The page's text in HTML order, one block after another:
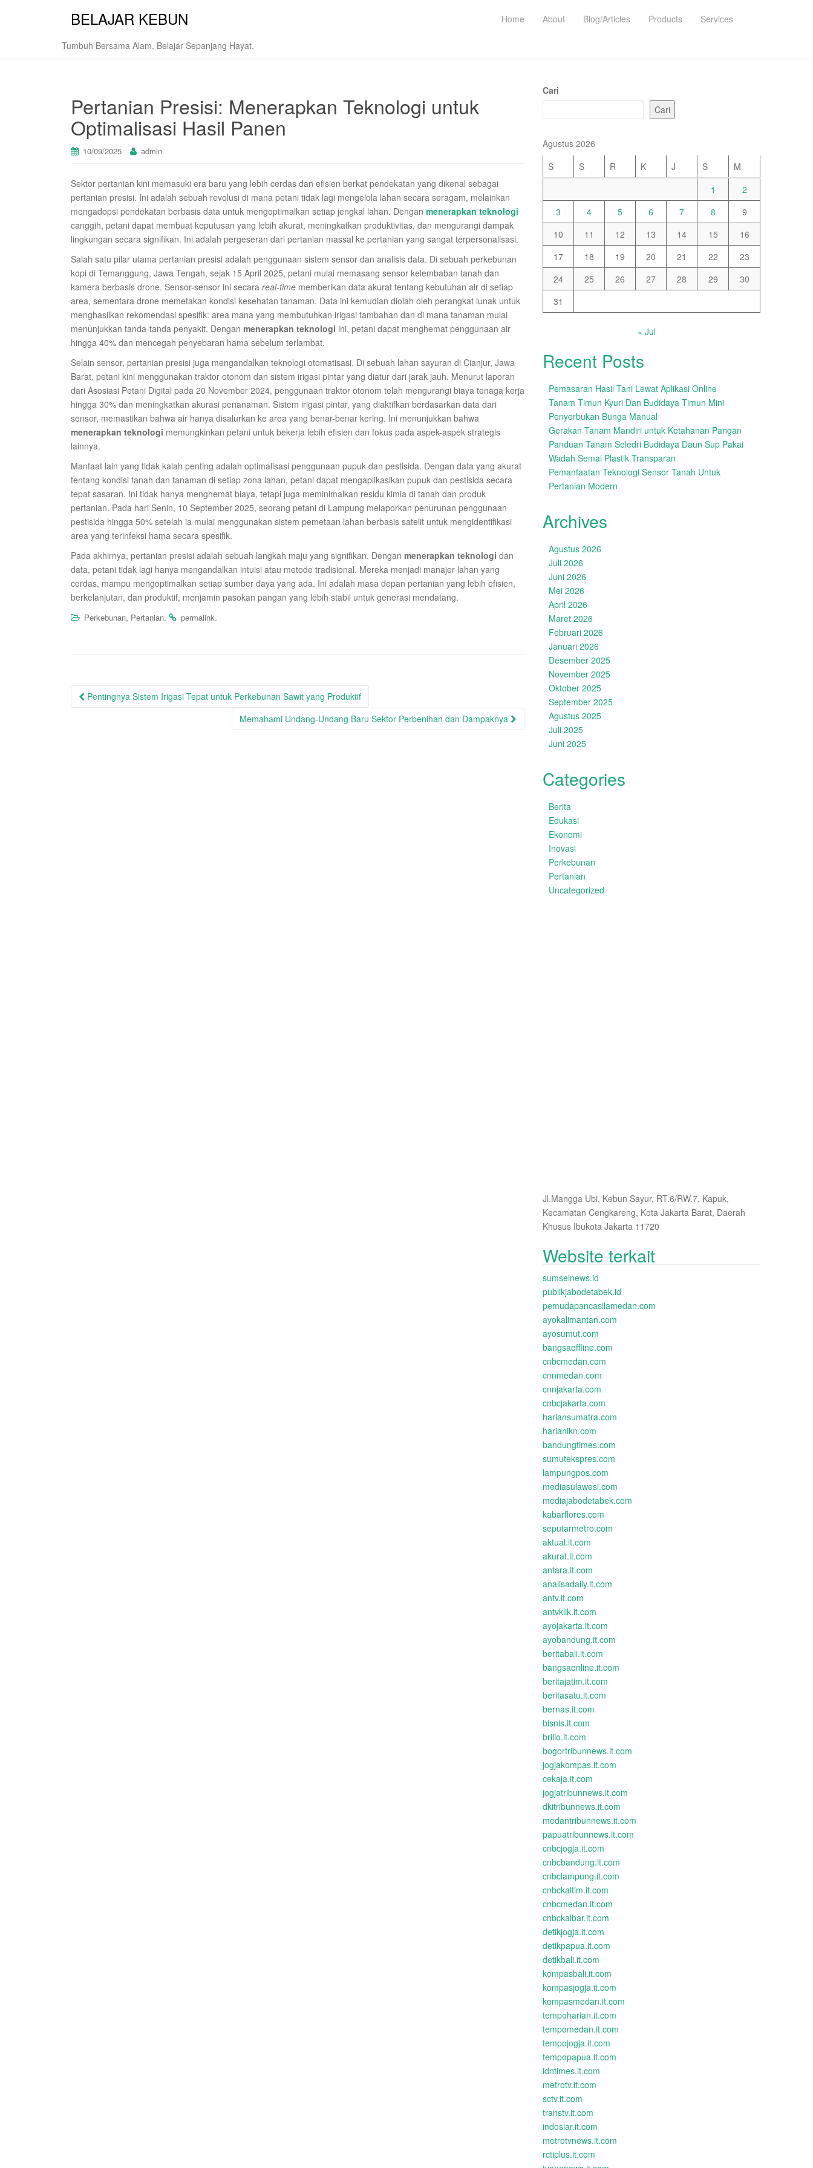
BELAJAR KEBUN
Tumbuh Bersama Alam, Belajar Sepanjang Hayat.
Home About Blog/Articles Products Services
Pertanian Presisi: Menerapkan Teknologi untuk
Optimalisasi Hasil Panen
10/09/2025 admin
Sektor pertanian kini memasuki era baru yang lebih cerdas dan efisien berkat pendekatan yang dikenal sebagai
pertanian presisi. Ini adalah sebuah revolusi di mana petani tidak lagi mengelola lahan secara seragam, melainkan
mengadopsi pendekatan berbasis data untuk mengoptimalkan setiap jengkal lahan. Dengan menerapkan teknologi
canggih, petani dapat membuat keputusan yang lebih akurat, meningkatkan produktivitas, dan mengurangi dampak
lingkungan secara signifikan. Ini adalah pergeseran dari pertanian massal ke pertanian yang sangat terpersonalisasi.
Salah satu pilar utama pertanian presisi adalah penggunaan sistem sensor dan analisis data. Di sebuah perkebunan
kopi di Temanggung, Jawa Tengah, sejak 15 April 2025, petani mulai memasang sensor kelembaban tanah dan
kamera berbasis drone. Sensor-sensor ini secara real-time memberikan data akurat tentang kebutuhan air di setiap
area, sementara drone memetakan kondisi kesehatan tanaman. Data ini kemudian diolah oleh perangkat lunak untuk
menghasilkan rekomendasi spesifik: area mana yang membutuhkan irigasi tambahan dan di mana tanaman mulai
menunjukkan tanda-tanda penyakit. Dengan menerapkan teknologi ini, petani dapat menghemat penggunaan air
hingga 40% dan mencegah penyebaran hama sebelum terlambat.
Selain sensor, pertanian presisi juga mengandalkan teknologi otomatisasi. Di sebuah lahan sayuran di Cianjur, Jawa
Barat, petani kini menggunakan traktor otonom dan sistem irigasi pintar yang diatur dari jarak jauh. Menurut laporan
dari Asosiasi Petani Digital pada 20 November 2024, penggunaan traktor otonom telah mengurangi biaya tenaga kerja
hingga 30% dan meningkatkan akurasi penanaman. Sistem irigasi pintar, yang diaktifkan berdasarkan data dari
sensor, memastikan bahwa air hanya disalurkan ke area yang benar-benar kering. Ini menunjukkan bahwa
menerapkan teknologi memungkinkan petani untuk bekerja lebih efisien dan fokus pada aspek-aspek strategis
lainnya.
Manfaat lain yang tidak kalah penting adalah optimalisasi penggunaan pupuk dan pestisida. Dengan data yang akurat
tentang kondisi tanah dan tanaman di setiap zona lahan, petani dapat mengaplikasikan pupuk dan pestisida secara
tepat sasaran. Ini tidak hanya menghemat biaya, tetapi juga meminimalkan residu kimia di tanah dan produk
pertanian. Pada hari Senin, 10 September 2025, seorang petani di Lampung melaporkan penurunan penggunaan
pestisida hingga 50% setelah ia mulai menggunakan sistem pemetaan lahan berbasis satelit untuk mengidentifikasi
area yang terinfeksi hama secara spesifik.
Pada akhirnya, pertanian presisi adalah sebuah langkah maju yang signifikan. Dengan menerapkan teknologi dan
data, petani tidak lagi hanya mengandalkan intuisi atau metode tradisional. Mereka menjadi manajer lahan yang
cerdas, mampu mengoptimalkan setiap sumber daya yang ada. Ini adalah masa depan pertanian yang lebih efisien,
berkelanjutan, dan produktif, menjamin pasokan pangan yang lebih stabil untuk generasi mendatang.
Perkebunan, Pertanian. permalink.
Post
Pentingnya Sistem Irigasi Tepat untuk Perkebunan Sawit yang Produktif
Memahami Undang-Undang Baru Sektor Perbenihan dan Dampaknya
Cari
Cari
Agustus 2026
S
S R K J S
M
1
2
3
4 5 6 7 8
9
10
11 12 13 14 15
16
17
18 19 20 21 22
23
24
25 26 27 28 29
30
31
« Jul
Recent Posts
Pemasaran Hasil Tani Lewat Aplikasi Online
Tanam Timun Kyuri Dan Budidaya Timun Mini
Penyerbukan Bunga Manual
Gerakan Tanam Mandiri untuk Ketahanan Pangan
Panduan Tanam Seledri Budidaya Daun Sup Pakai
Wadah Semai Plastik Transparan
Pemanfaatan Teknologi Sensor Tanah Untuk
Pertanian Modern
Archives
Agustus 2026
Juli 2026
Juni 2026
Mei 2026
April 2026
Maret 2026
Februari 2026
Januari 2026
Desember 2025
November 2025
Oktober 2025
September 2025
Agustus 2025
Juli 2025
Juni 2025
Categories
Berita
Edukasi
Ekonomi
Inovasi
Perkebunan
Pertanian
Uncategorized
Jl.Mangga Ubi, Kebun Sayur, RT.6/RW.7, Kapuk,
Kecamatan Cengkareng, Kota Jakarta Barat, Daerah
Khusus Ibukota Jakarta 11720
Website terkait
sumselnews.id
publikjabodetabek.id
pemudapancasilamedan.com
ayokalimantan.com
ayosumut.com
bangsaoffline.com
cnbcmedan.com
cnnmedan.com
cnnjakarta.com
cnbcjakarta.com
hariansumatra.com
harianikn.com
bandungtimes.com
sumutekspres.com
lampungpos.com
mediasulawesi.com
mediajabodetabek.com
kabarflores.com
seputarmetro.com
aktual.it.com
akurat.it.com
antara.it.com
analisadaily.it.com
antv.it.com
antvklik.it.com
ayojakarta.it.com
ayobandung.it.com
beritabali.it.com
bangsaonline.it.com
beritajatim.it.com
beritasatu.it.com
bernas.it.com
bisnis.it.com
brilio.it.com
bogortribunnews.it.com
jogjakompas.it.com
cekaja.it.com
jogjatribunnews.it.com
dkitribunnews.it.com
medantribunnews.it.com
papuatribunnews.it.com
cnbcjogja.it.com
cnbcbandung.it.com
cnbclampung.it.com
cnbckaltim.it.com
cnbcmedan.it.com
cnbckalbar.it.com
detikjogja.it.com
detikpapua.it.com
detikbali.it.com
kompasbali.it.com
kompasjogja.it.com
kompasmedan.it.com
tempoharian.it.com
tempomedan.it.com
tempojogja.it.com
tempopapua.it.com
idntimes.it.com
metrotv.it.com
sctv.it.com
transtv.it.com
indosiar.it.com
metrotvnews.it.com
rctiplus.it.com